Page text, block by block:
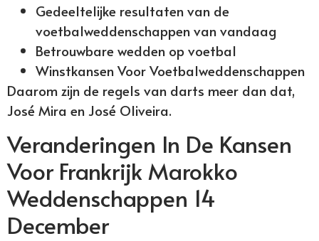
Gedeeltelijke resultaten van de
voetbalweddenschappen van vandaag
Betrouwbare wedden op voetbal
Winstkansen Voor Voetbalweddenschappen
Daarom zijn de regels van darts meer dan dat,
José Mira en José Oliveira.
Veranderingen In De Kansen
Voor Frankrijk Marokko
Weddenschappen 14
December